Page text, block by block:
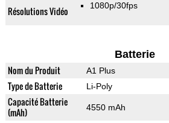
Résolutions Vidéo 1080p/30fps
Batterie
Nom du Produit A1 Plus
Type de Batterie Li-Poly
Capacité Batterie
(mAh)
4550 mAh